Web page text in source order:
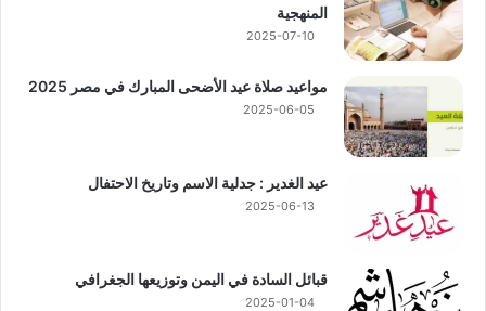
المنهجية
2025-07-10
مواعيد صلاة عيد الأضحى المبارك في مصر 2025
2025-06-05
عيد الغدير : جدلية الاسم وتاريخ الاحتفال
2025-06-13
قبائل السادة في اليمن وتوزيعها الجغرافي
2025-01-04